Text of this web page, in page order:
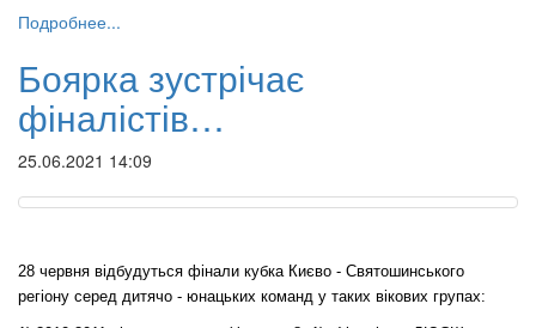
Подробнее...
Боярка зустрічає
фіналістів…
25.06.2021 14:09
28 червня відбудуться фінали кубка Києво - Святошинського
регіону серед дитячо - юнацьких команд у таких вікових групах: